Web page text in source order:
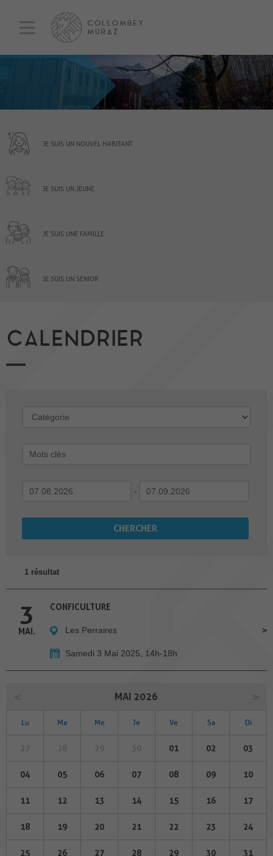
JE SUIS UN NOUVEL HABITANT
JE SUIS UN JEUNE
JE SUIS UNE FAMILLE
JE SUIS UN SENIOR
CALENDRIER
-
1 résultat
3
MAI.
CONFICULTURE
Les Perraires
Samedi 3 Mai 2025, 14h-18h
MAI 2026
Lu Ma Me Je Ve Sa Di
01 02 03
04 05 06 07 08 09 10
11 12 13 14 15 16 17
18 19 20 21 22 23 24
25 26 27 28 29 30 31